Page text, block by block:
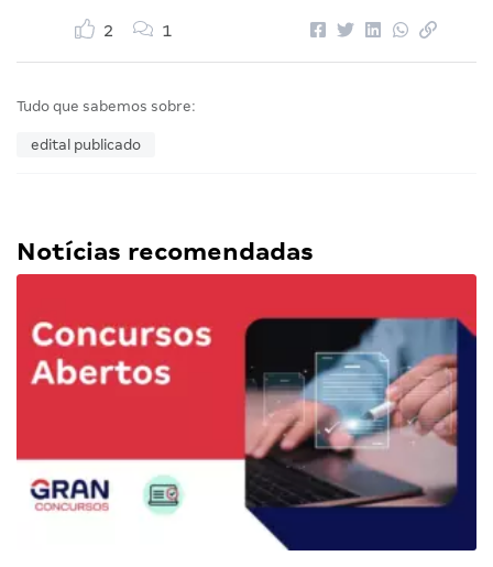
2 1
Tudo que sabemos sobre:
edital publicado
Notícias recomendadas